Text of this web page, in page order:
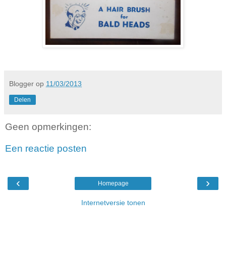
Blogger op 11/03/2013
Delen
Geen opmerkingen:
Een reactie posten
‹ ›
Homepage
Internetversie tonen